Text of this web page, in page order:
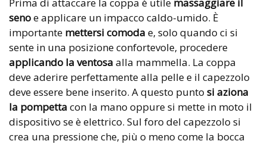
senoe applicare un impacco caldo-umido. È
importante mettersi comoda e, solo quando ci si
sente in una posizione confortevole, procedere
applicando la ventosa alla mammella. La coppa
deve aderire perfettamente alla pelle e il capezzolo
deve essere bene inserito. A questo punto si aziona
la pompetta con la mano oppure si mette in moto il
dispositivo se è elettrico. Sul foro del capezzolo si
crea una pressione che, più o meno come la bocca